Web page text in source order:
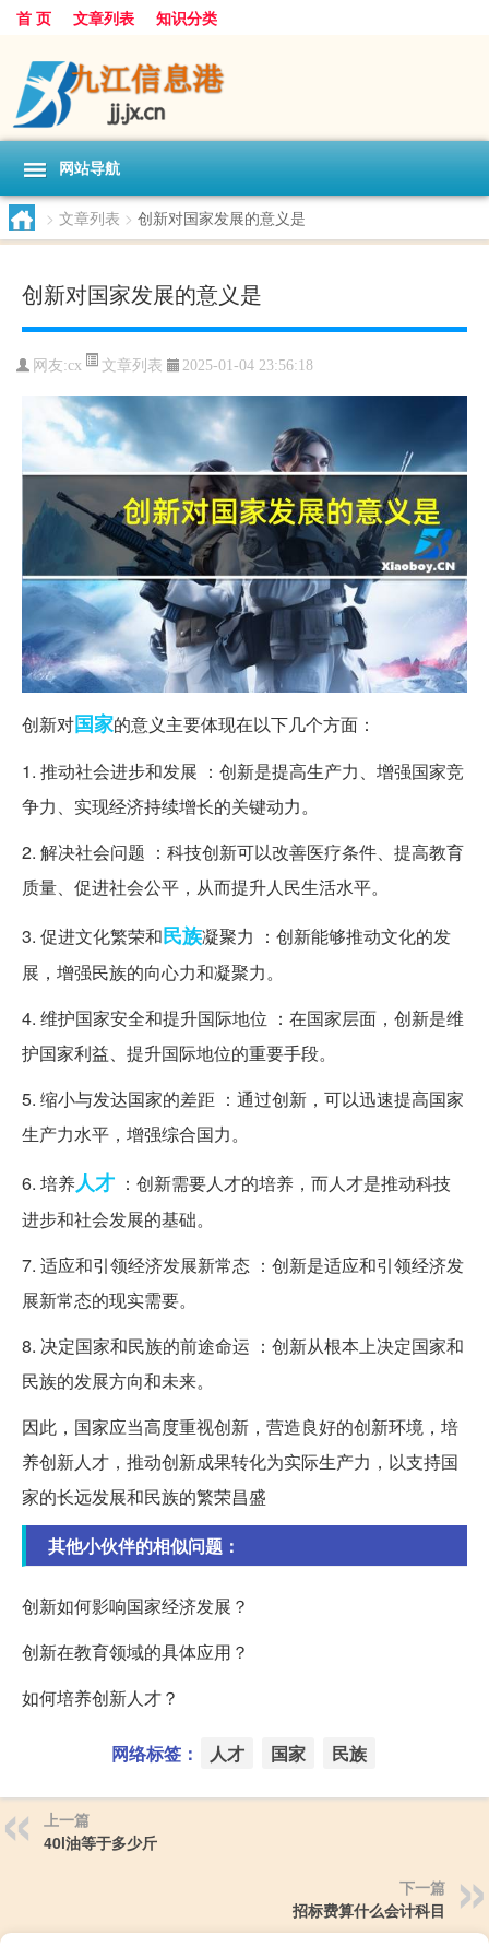
首 页 文章列表 知识分类
网站导航
> 文章列表 > 创新对国家发展的意义是
创新对国家发展的意义是
网友:cx 文章列表 2025-01-04 23:56:18
创新对国家的意义主要体现在以下几个方面：
1. 推动社会进步和发展 ：创新是提高生产力、增强国家竞
争力、实现经济持续增长的关键动力。
2. 解决社会问题 ：科技创新可以改善医疗条件、提高教育
质量、促进社会公平，从而提升人民生活水平。
3. 促进文化繁荣和民族凝聚力 ：创新能够推动文化的发
展，增强民族的向心力和凝聚力。
4. 维护国家安全和提升国际地位 ：在国家层面，创新是维
护国家利益、提升国际地位的重要手段。
5. 缩小与发达国家的差距 ：通过创新，可以迅速提高国家
生产力水平，增强综合国力。
6. 培养人才 ：创新需要人才的培养，而人才是推动科技
进步和社会发展的基础。
7. 适应和引领经济发展新常态 ：创新是适应和引领经济发
展新常态的现实需要。
8. 决定国家和民族的前途命运 ：创新从根本上决定国家和
民族的发展方向和未来。
因此，国家应当高度重视创新，营造良好的创新环境，培
养创新人才，推动创新成果转化为实际生产力，以支持国
家的长远发展和民族的繁荣昌盛
其他小伙伴的相似问题：
创新如何影响国家经济发展？
创新在教育领域的具体应用？
如何培养创新人才？
网络标签： 人才 国家 民族
上一篇
40l油等于多少斤
下一篇
招标费算什么会计科目